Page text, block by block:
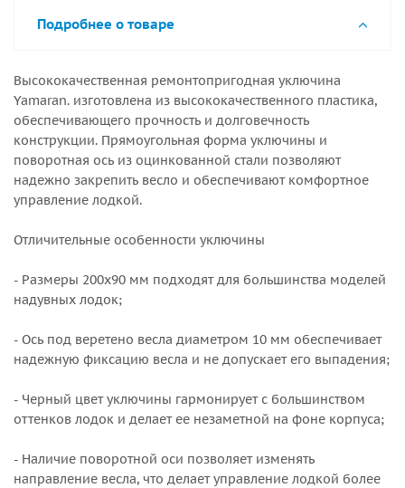
Подробнее о товаре
Высококачественная ремонтопригодная уключина
Yamaran. изготовлена из высококачественного пластика,
обеспечивающего прочность и долговечность
конструкции. Прямоугольная форма уключины и
поворотная ось из оцинкованной стали позволяют
надежно закрепить весло и обеспечивают комфортное
управление лодкой.
Отличительные особенности уключины
- Размеры 200x90 мм подходят для большинства моделей
надувных лодок;
- Ось под веретено весла диаметром 10 мм обеспечивает
надежную фиксацию весла и не допускает его выпадения;
- Черный цвет уключины гармонирует с большинством
оттенков лодок и делает ее незаметной на фоне корпуса;
- Наличие поворотной оси позволяет изменять
направление весла, что делает управление лодкой более